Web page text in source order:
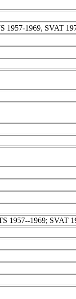
1957-1969, SVAT
1957--1969; SVAT